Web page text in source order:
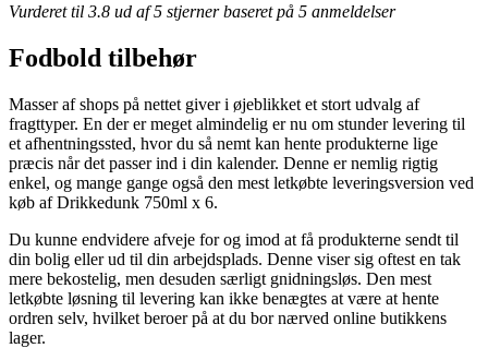
Vurderet til 3.8 ud af 5 stjerner baseret på 5 anmeldelser
Fodbold tilbehør
Masser af shops på nettet giver i øjeblikket et stort udvalg af
fragttyper. En der er meget almindelig er nu om stunder levering til
et afhentningssted, hvor du så nemt kan hente produkterne lige
præcis når det passer ind i din kalender. Denne er nemlig rigtig
enkel, og mange gange også den mest letkøbte leveringsversion ved
køb af Drikkedunk 750ml x 6.
Du kunne endvidere afveje for og imod at få produkterne sendt til
din bolig eller ud til din arbejdsplads. Denne viser sig oftest en tak
mere bekostelig, men desuden særligt gnidningsløs. Den mest
letkøbte løsning til levering kan ikke benægtes at være at hente
ordren selv, hvilket beroer på at du bor nærved online butikkens
lager.